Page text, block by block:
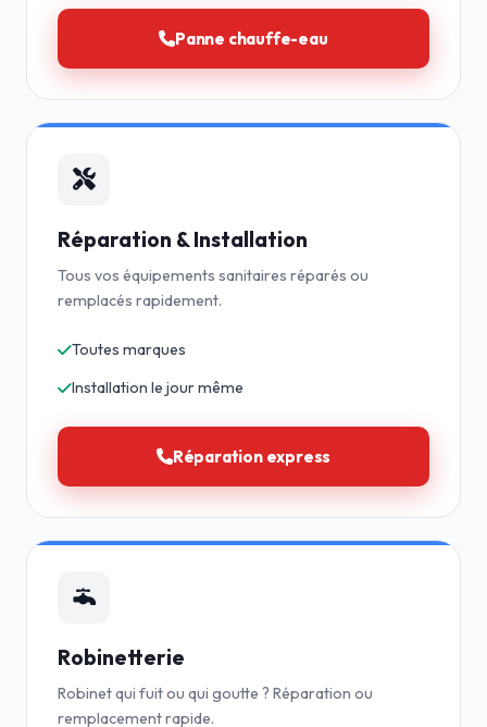
Panne chauffe-eau
Réparation & Installation
Tous vos équipements sanitaires réparés ou
remplacés rapidement.
Toutes marques
Installation le jour même
Réparation express
Robinetterie
Robinet qui fuit ou qui goutte ? Réparation ou
remplacement rapide.